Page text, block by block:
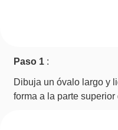
Paso 1 :
Dibuja un óvalo largo y
forma a la parte superior